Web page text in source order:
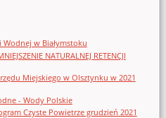
w Białymstoku
NATURALNEJ RETENCJI
Miejskiego w Olsztynku w 2021
- Wody Polskie
Czyste Powietrze grudzień 2021